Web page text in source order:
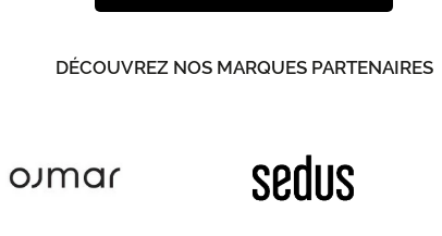
DÉCOUVREZ NOS MARQUES PARTENAIRES